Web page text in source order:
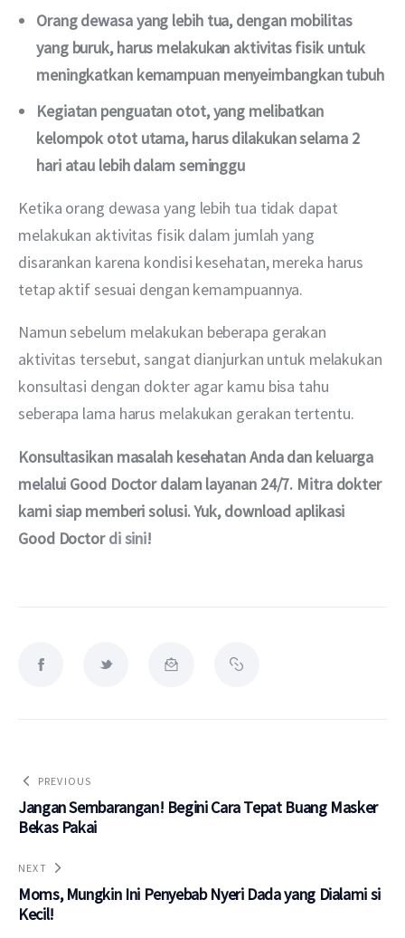
Orang dewasa yang lebih tua, dengan mobilitas
yang buruk, harus melakukan aktivitas fisik untuk
meningkatkan kemampuan menyeimbangkan tubuh
Kegiatan penguatan otot, yang melibatkan
kelompok otot utama, harus dilakukan selama 2
hari atau lebih dalam seminggu
Ketika orang dewasa yang lebih tua tidak dapat
melakukan aktivitas fisik dalam jumlah yang
disarankan karena kondisi kesehatan, mereka harus
tetap aktif sesuai dengan kemampuannya.
Namun sebelum melakukan beberapa gerakan
aktivitas tersebut, sangat dianjurkan untuk melakukan
konsultasi dengan dokter agar kamu bisa tahu
seberapa lama harus melakukan gerakan tertentu.
Konsultasikan masalah kesehatan Anda dan keluarga
melalui Good Doctor dalam layanan 24/7. Mitra dokter
kami siap memberi solusi. Yuk, download aplikasi
Good Doctor di sini!
PREVIOUS
Jangan Sembarangan! Begini Cara Tepat Buang Masker
Bekas Pakai
NEXT
Moms, Mungkin Ini Penyebab Nyeri Dada yang Dialami si
Kecil!